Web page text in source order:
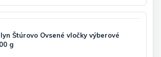
Štúrovo Ovsené vločky výberové
g